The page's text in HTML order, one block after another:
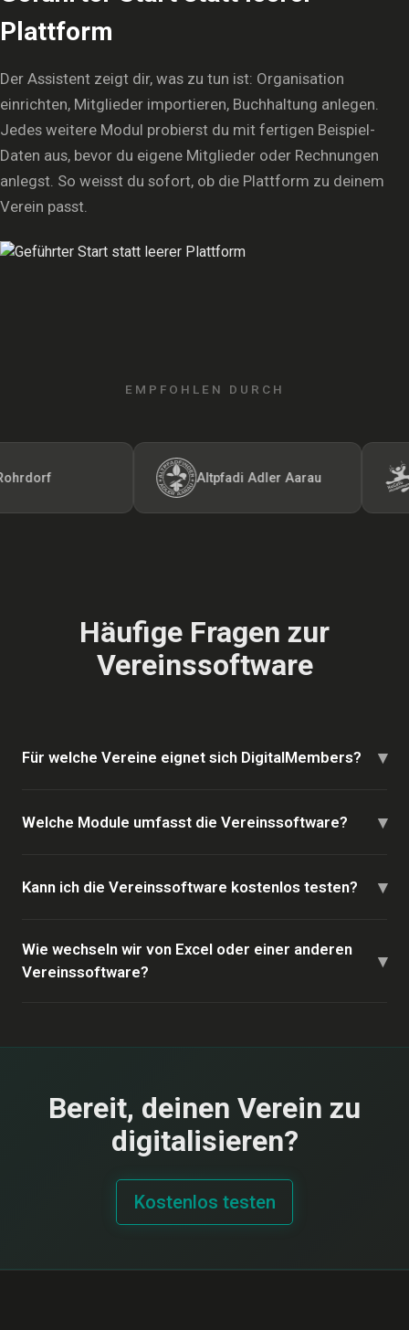
Plattform
Der Assistent zeigt dir, was zu tun ist: Organisation
einrichten, Mitglieder importieren, Buchhaltung anlegen.
Jedes weitere Modul probierst du mit fertigen Beispiel-
Daten aus, bevor du eigene Mitglieder oder Rechnungen
anlegst. So weisst du sofort, ob die Plattform zu deinem
Verein passt.
EMPFOHLEN DURCH
Altpfadi Adler Aarau
Häufige Fragen zur
Vereinssoftware
Für welche Vereine eignet sich DigitalMembers? ▾
Welche Module umfasst die Vereinssoftware? ▾
Kann ich die Vereinssoftware kostenlos testen? ▾
Wie wechseln wir von Excel oder einer anderen
Vereinssoftware?
▾
Bereit, deinen Verein zu
digitalisieren?
Kostenlos testen